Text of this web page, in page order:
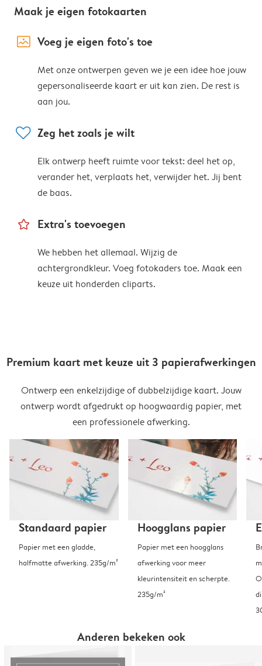
Maak je eigen fotokaarten
image_placeholder Voeg je eigen foto's toe
Met onze ontwerpen geven we je een idee hoe jouw
gepersonaliseerde kaart er uit kan zien. De rest is
aan jou.
heart Zeg het zoals je wilt
Elk ontwerp heeft ruimte voor tekst: deel het op,
verander het, verplaats het, verwijder het. Jij bent
de baas.
star_outline Extra's toevoegen
We hebben het allemaal. Wijzig de
achtergrondkleur. Voeg fotokaders toe. Maak een
keuze uit honderden cliparts.
Premium kaart met keuze uit 3 papierafwerkingen
Ontwerp een enkelzijdige of dubbelzijdige kaart. Jouw
ontwerp wordt afgedrukt op hoogwaardig papier, met
een professionele afwerking.
Standaard papier
Papier met een gladde,
halfmatte afwerking. 235g/m²
Hoogglans papier
Papier met een hoogglans
afwerking voor meer
kleurintensiteit en scherpte.
235g/m²
Anderen bekeken ook